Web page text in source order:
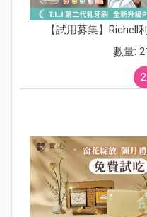
【試用募集】Richell
數量: